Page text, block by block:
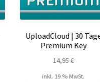
UploadCloud | 30
Premium Key
14,95 €
inkl. 19 % MwSt.